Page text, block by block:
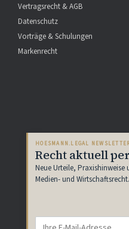
Vertragsrecht & AGB
Datenschutz
Vorträge & Schulungen
Markenrecht
HOESMANN.LEGAL
Recht aktuell
Neue Urteile,
Medien- und Wirtschaftsrecht.